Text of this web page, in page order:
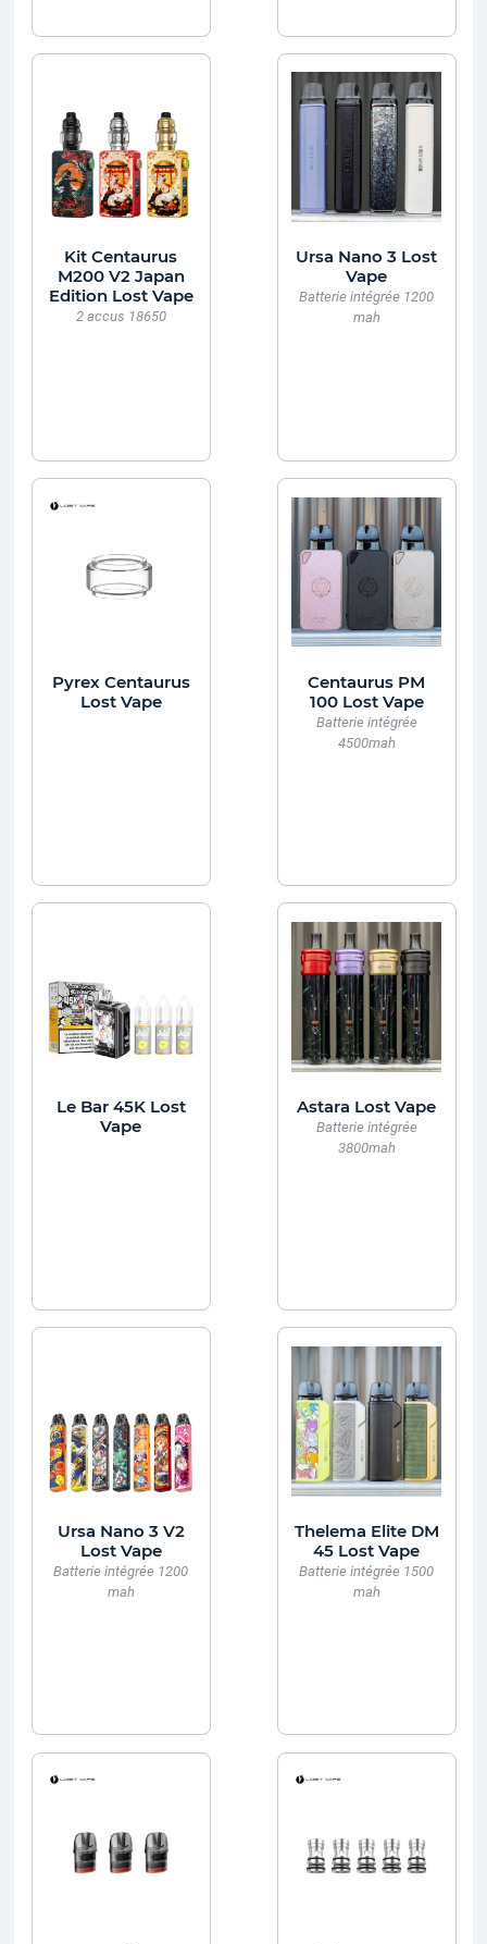
Kit Centaurus
M200 V2 Japan
Edition Lost Vape
2 accus 18650
Ursa Nano 3 Lost
Vape
Batterie intégrée 1200
mah
Pyrex Centaurus
Lost Vape
Centaurus PM
100 Lost Vape
Batterie intégrée
4500mah
Le Bar 45K Lost
Vape
Astara Lost Vape
Batterie intégrée
3800mah
Ursa Nano 3 V2
Lost Vape
Batterie intégrée 1200
mah
Thelema Elite DM
45 Lost Vape
Batterie intégrée 1500
mah